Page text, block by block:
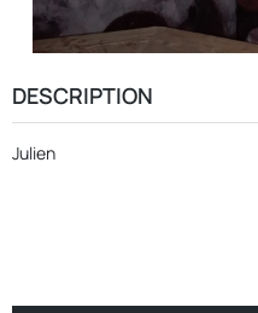
DESCRIPTION
Julien